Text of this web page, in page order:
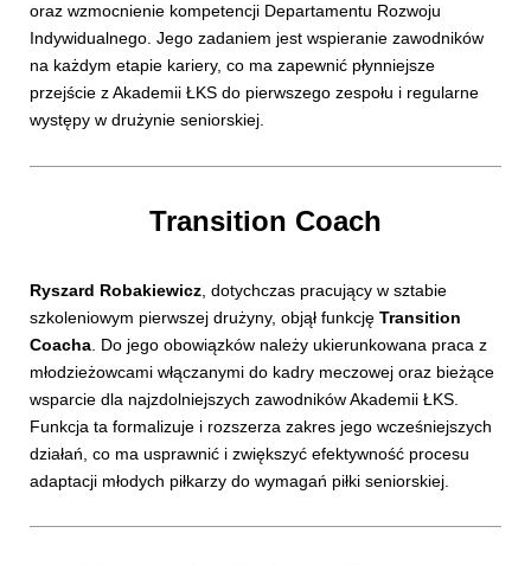
SKLEP KUP BILET
oraz wzmocnienie kompetencji Departamentu Rozwoju
Indywidualnego. Jego zadaniem jest wspieranie zawodników
na każdym etapie kariery, co ma zapewnić płynniejsze
przejście z Akademii ŁKS do pierwszego zespołu i regularne
występy w drużynie seniorskiej.
Transition Coach
Ryszard Robakiewicz , dotychczas pracujący w sztabie
szkoleniowym pierwszej drużyny, objął funkcję Transition
Coacha . Do jego obowiązków należy ukierunkowana praca z
młodzieżowcami włączanymi do kadry meczowej oraz bieżące
wsparcie dla najzdolniejszych zawodników Akademii ŁKS.
Funkcja ta formalizuje i rozszerza zakres jego wcześniejszych
działań, co ma usprawnić i zwiększyć efektywność procesu
adaptacji młodych piłkarzy do wymagań piłki seniorskiej.